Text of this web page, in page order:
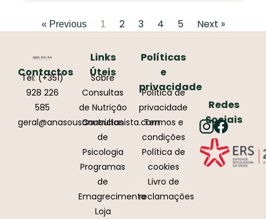
« Previous 1 2 3 4 5 Next »
Contactos
Tel: (+351)
928 226
585
geral@anasousanutricionista.com
Links
Úteis
Sobre
Consultas
de Nutrição
Consultas
de
Psicologia
Programas
de
Emagrecimento
Loja
Políticas
e
privacidade
Política de
privacidade
Termos e
condições
Política de
cookies
Livro de
reclamações
Redes
Sociais